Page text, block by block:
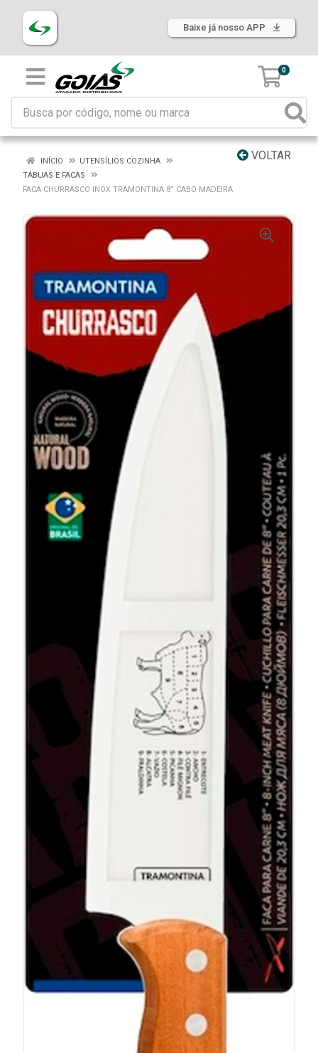
Baixe já nosso APP
0
VOLTAR
INÍCIO
UTENSÍLIOS COZINHA
TÁBUAS E FACAS
FACA CHURRASCO INOX TRAMONTINA 8” CABO MADEIRA